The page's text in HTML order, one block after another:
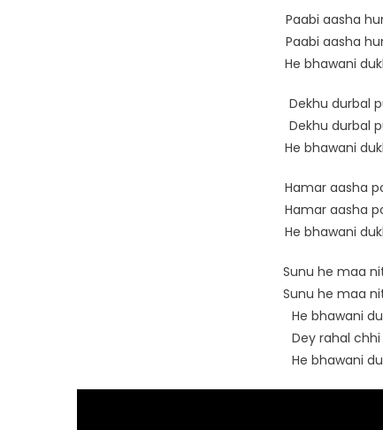
Paabi aasha
Paabi aasha
He bhawani
Dekhu durbal
Dekhu durbal
He bhawani
Hamar aasha
Hamar aasha
He bhawani
Sunu he maa
Sunu he maa
He bhawani
Dey rahal
He bhawani